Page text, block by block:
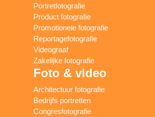
Portretfotografie
Product fotografie
Promotionele fotografie
Reportagefotografie
Videograaf
Zakelijke fotografie
Foto & video
Architectuur fotografie
Bedrijfs portretten
Congresfotografie